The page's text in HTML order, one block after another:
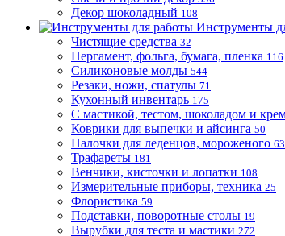
Декор шоколадный 108
Инструменты
Чистящие средства 32
Пергамент, фольга, бумага, пленка 116
Силиконовые молды 544
Резаки, ножи, спатулы 71
Кухонный инвентарь 175
С мастикой, тестом, шоколадом и
Коврики для выпечки и айсинга 50
Палочки для леденцов, мороженого 63
Трафареты 181
Венчики, кисточки и лопатки 108
Измерительные приборы, техника 25
Флористика 59
Подставки, поворотные столы 19
Вырубки для теста и мастики 272